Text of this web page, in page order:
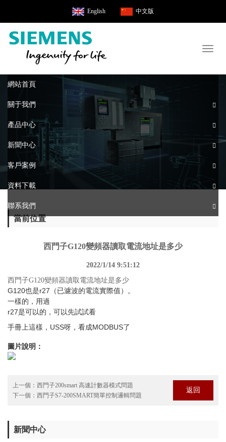
English 中文版
網站首頁
關于我們
產品中心
新聞中心
客戶案例
資料下載
聯系我們
當前位置
西門子G120變頻器讀取電流地址是多少
2022/1/14 9:51:12
西門子G120變頻器讀取電流地址是多少
G120也是r27（已濾波的電流實際值）。
一樣的，用過
r27是可以的，可以先試試看
手冊上這樣，USS呀，看成MODBUS了
圖片說明：
上一個： 西門子200smart 高速計數器模式問題
下一個： 西門子S7-200SMART簡單控制邏輯問題
返回
新聞中心